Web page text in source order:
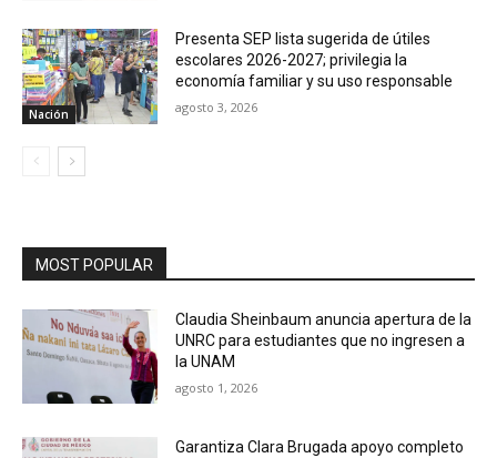
Nación
Presenta SEP lista sugerida de útiles
escolares 2026-2027; privilegia la
economía familiar y su uso responsable
agosto 3, 2026
MOST POPULAR
Claudia Sheinbaum anuncia apertura de la
UNRC para estudiantes que no ingresen a
la UNAM
agosto 1, 2026
Garantiza Clara Brugada apoyo completo